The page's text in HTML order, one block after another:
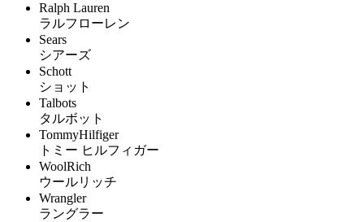
Ralph Lauren
ラルフローレン
Sears
シアーズ
Schott
ショット
Talbots
タルボット
TommyHilfiger
トミー ヒルフィガー
WoolRich
ウールリッチ
Wrangler
ラングラー